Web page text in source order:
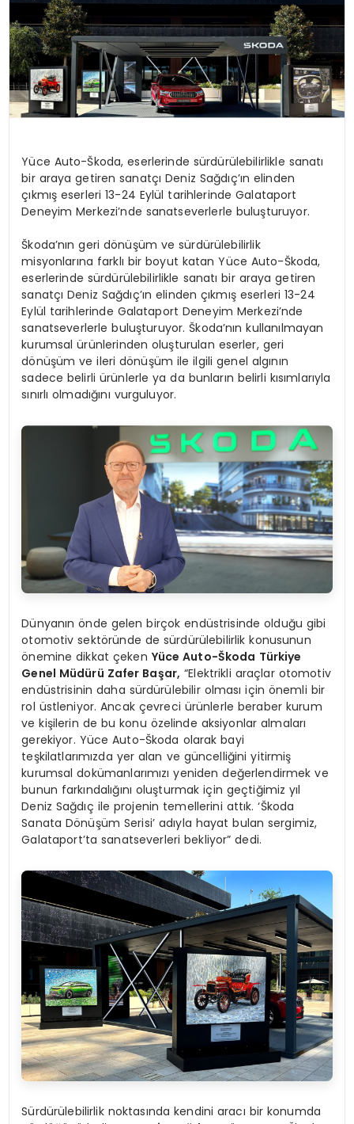
Yüce Auto-Škoda, eserlerinde sürdürülebilirlikle sanatı
bir araya getiren sanatçı Deniz Sağdıç’ın elinden
çıkmış eserleri 13-24 Eylül tarihlerinde Galataport
Deneyim Merkezi’nde sanatseverlerle buluşturuyor.
Škoda’nın geri dönüşüm ve sürdürülebilirlik
misyonlarına farklı bir boyut katan Yüce Auto-Škoda,
eserlerinde sürdürülebilirlikle sanatı bir araya getiren
sanatçı Deniz Sağdıç’ın elinden çıkmış eserleri 13-24
Eylül tarihlerinde Galataport Deneyim Merkezi’nde
sanatseverlerle buluşturuyor. Škoda’nın kullanılmayan
kurumsal ürünlerinden oluşturulan eserler, geri
dönüşüm ve ileri dönüşüm ile ilgili genel algının
sadece belirli ürünlerle ya da bunların belirli kısımlarıyla
sınırlı olmadığını vurguluyor.
Dünyanın önde gelen birçok endüstrisinde olduğu gibi
otomotiv sektöründe de sürdürülebilirlik konusunun
önemine dikkat çeken Yüce Auto-Škoda Türkiye
Genel Müdürü Zafer Başar, “Elektrikli araçlar otomotiv
endüstrisinin daha sürdürülebilir olması için önemli bir
rol üstleniyor. Ancak çevreci ürünlerle beraber kurum
ve kişilerin de bu konu özelinde aksiyonlar almaları
gerekiyor. Yüce Auto-Škoda olarak bayi
teşkilatlarımızda yer alan ve güncelliğini yitirmiş
kurumsal dokümanlarımızı yeniden değerlendirmek ve
bunun farkındalığını oluşturmak için geçtiğimiz yıl
Deniz Sağdıç ile projenin temellerini attık. ‘Škoda
Sanata Dönüşüm Serisi’ adıyla hayat bulan sergimiz,
Galataport’ta sanatseverleri bekliyor” dedi.
Sürdürülebilirlik noktasında kendini aracı bir konumda